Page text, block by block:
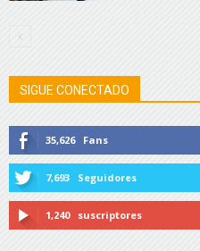
SIGUE CONECTADO
35,626 Fans
7,693 Seguidores
1,240 suscriptores